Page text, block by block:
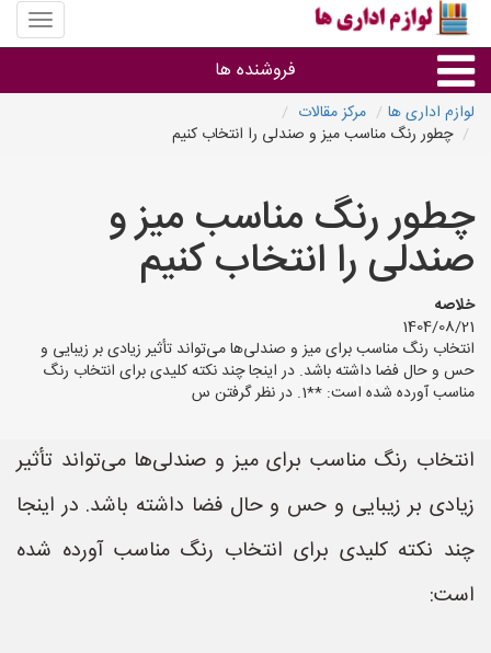
منوی
سایت
اداری
فروشنده ها
گروه ها
استان ها
لوازم اداری ها
مرکز مقالات
چطور رنگ مناسب میز و صندلی را انتخاب کنیم
چطور رنگ مناسب میز و
صندلی را انتخاب کنیم
خلاصه
1404/08/21
انتخاب رنگ مناسب برای میز و صندلی‌ها می‌تواند تأثیر زیادی بر زیبایی و
حس و حال فضا داشته باشد. در اینجا چند نکته کلیدی برای انتخاب رنگ
مناسب آورده شده است: **1. در نظر گرفتن س
انتخاب رنگ مناسب برای میز و صندلی‌ها می‌تواند تأثیر
زیادی بر زیبایی و حس و حال فضا داشته باشد. در اینجا
چند نکته کلیدی برای انتخاب رنگ مناسب آورده شده
است: